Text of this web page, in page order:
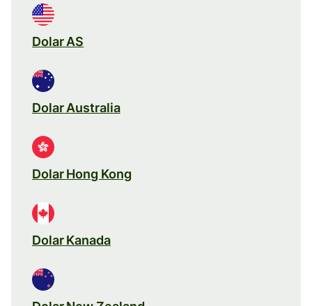
Dolar AS
Dolar Australia
Dolar Hong Kong
Dolar Kanada